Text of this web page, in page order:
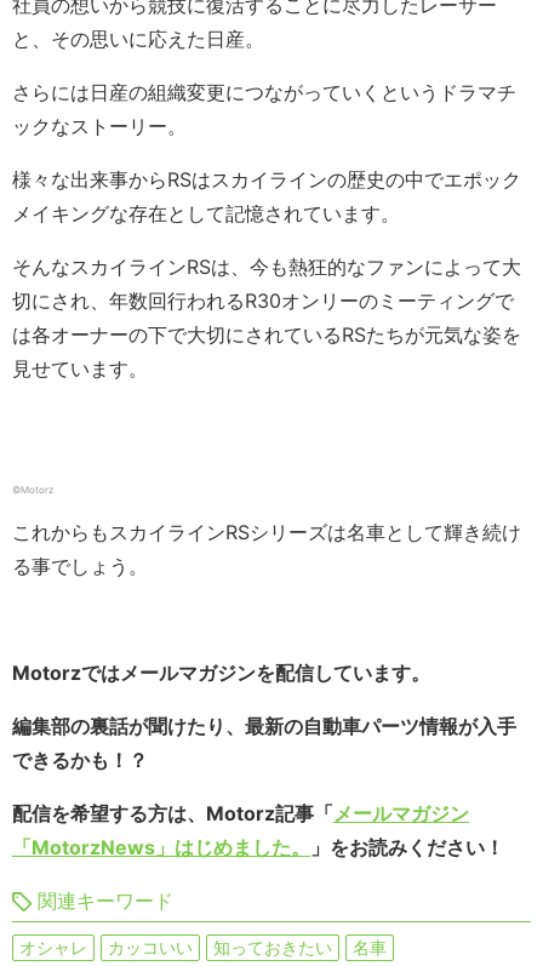
社員の想いから競技に復活することに尽力したレーサー
と、その思いに応えた日産。
さらには日産の組織変更につながっていくというドラマチ
ックなストーリー。
様々な出来事からRSはスカイラインの歴史の中でエポック
メイキングな存在として記憶されています。
そんなスカイラインRSは、今も熱狂的なファンによって大
切にされ、年数回行われるR30オンリーのミーティングで
は各オーナーの下で大切にされているRSたちが元気な姿を
見せています。
©️Motorz
これからもスカイラインRSシリーズは名車として輝き続け
る事でしょう。
Motorzではメールマガジンを配信しています。
編集部の裏話が聞けたり、最新の自動車パーツ情報が入手
できるかも！？
配信を希望する方は、Motorz記事「メールマガジン
「MotorzNews」はじめました。
」をお読みください！
関連キーワード
オシャレ カッコいい 知っておきたい 名車